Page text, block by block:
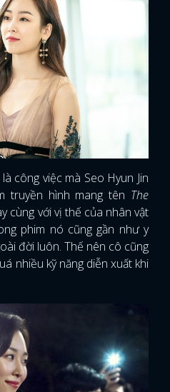
công việc mà Seo Hyun Jin
truyền hình mang tên The
cùng với vị thế của nhân vật
phim nó cũng gần như y
đời luôn. Thế nên cô cũng
nhiều kỹ năng diễn xuất khi